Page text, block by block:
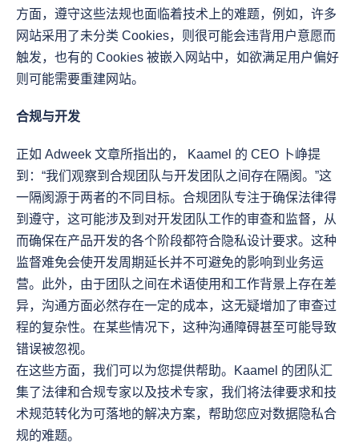
方面，遵守这些法规也面临着技术上的难题，例如，许多
网站采用了未分类 Cookies，则很可能会违背用户意愿而
触发，也有的 Cookies 被嵌入网站中，如欲满足用户偏好
则可能需要重建网站。
合规与开发
正如 Adweek 文章所指出的， Kaamel 的 CEO 卜峥提
到：“我们观察到合规团队与开发团队之间存在隔阂。”这
一隔阂源于两者的不同目标。合规团队专注于确保法律得
到遵守，这可能涉及到对开发团队工作的审查和监督，从
而确保在产品开发的各个阶段都符合隐私设计要求。这种
监督难免会使开发周期延长并不可避免的影响到业务运
营。此外，由于团队之间在术语使用和工作背景上存在差
异，沟通方面必然存在一定的成本，这无疑增加了审查过
程的复杂性。在某些情况下，这种沟通障碍甚至可能导致
错误被忽视。
在这些方面，我们可以为您提供帮助。Kaamel 的团队汇
集了法律和合规专家以及技术专家，我们将法律要求和技
术规范转化为可落地的解决方案，帮助您应对数据隐私合
规的难题。